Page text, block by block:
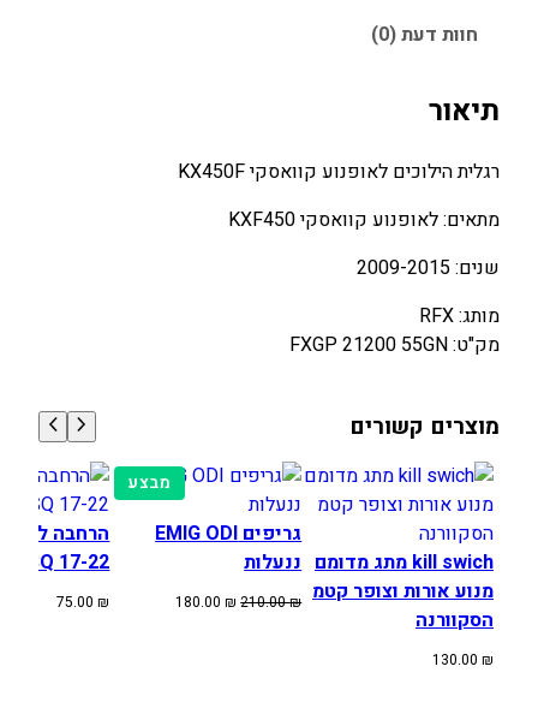
ת
ה
ל
ו
י
K
A
A
S
A
K
K
X
4
0
חוות דעת (0)
תיאור
רגלית הילוכים לאופנוע קוואסקי KX450F
מתאים: לאופנוע קוואסקי KXF450
שנים: 2009-2015
מותג: RFX
מק"ט: FXGP 21200 55GN
מוצרים קשורים
kill swich מתג מדומם
מנוע אורות וצופר קטמ
הסקוורנה
130.00 ₪
מבצע מוצרים
במבצע
גריפים EMIG ODI
ננעלות
210.00₪
המחיר
180.00₪
המחיר
הרחבה
17-22
75.00₪